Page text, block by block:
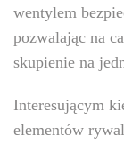
wentylem
pozwalając na
skupienie na
Interesującym
elementów